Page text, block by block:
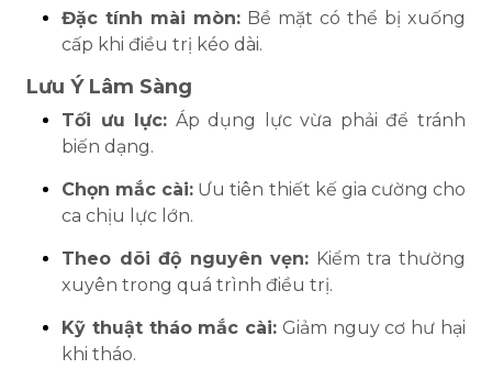
Đặc tính mài mòn: Bề mặt có thể bị xuống
cấp khi điều trị kéo dài.
Lưu Ý Lâm Sàng
Tối ưu lực: Áp dụng lực vừa phải để tránh
biến dạng.
Chọn mắc cài: Ưu tiên thiết kế gia cường cho
ca chịu lực lớn.
Theo dõi độ nguyên vẹn: Kiểm tra thường
xuyên trong quá trình điều trị.
Kỹ thuật tháo mắc cài: Giảm nguy cơ hư hại
khi tháo.